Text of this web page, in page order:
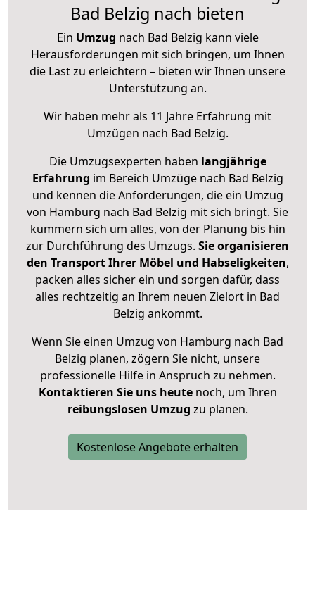
Bad Belzig nach bieten
Ein Umzug nach Bad Belzig kann viele
Herausforderungen mit sich bringen, um Ihnen
die Last zu erleichtern – bieten wir Ihnen unsere
Unterstützung an.
Wir haben mehr als 11 Jahre Erfahrung mit
Umzügen nach Bad Belzig.
Die Umzugsexperten haben langjährige
Erfahrung im Bereich Umzüge nach Bad Belzig
und kennen die Anforderungen, die ein Umzug
von Hamburg nach Bad Belzig mit sich bringt. Sie
kümmern sich um alles, von der Planung bis hin
zur Durchführung des Umzugs. Sie organisieren
den Transport Ihrer Möbel und Habseligkeiten,
packen alles sicher ein und sorgen dafür, dass
alles rechtzeitig an Ihrem neuen Zielort in Bad
Belzig ankommt.
Wenn Sie einen Umzug von Hamburg nach Bad
Belzig planen, zögern Sie nicht, unsere
professionelle Hilfe in Anspruch zu nehmen.
Kontaktieren Sie uns heutenoch, um Ihren
reibungslosen Umzug zu planen.
Kostenlose Angebote erhalten